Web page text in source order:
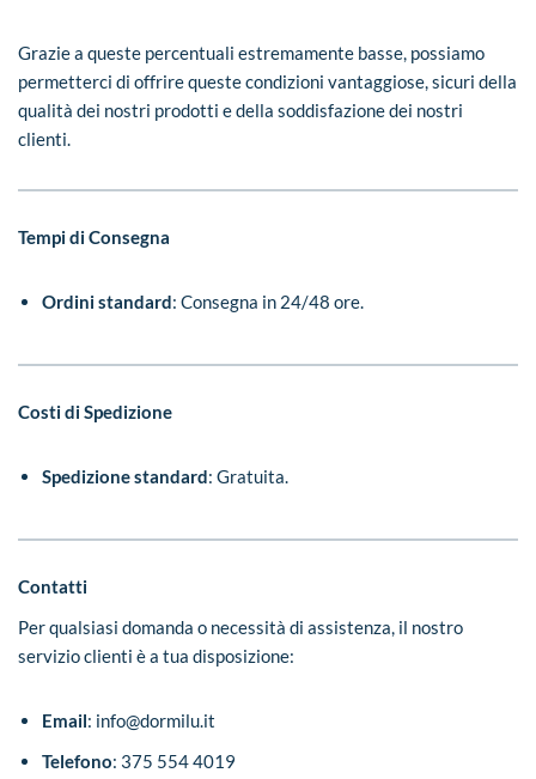
Grazie a queste percentuali estremamente basse, possiamo
permetterci di offrire queste condizioni vantaggiose, sicuri della
qualità dei nostri prodotti e della soddisfazione dei nostri
clienti.
Tempi di Consegna
Ordini standard: Consegna in 24/48 ore.
Costi di Spedizione
Spedizione standard: Gratuita.
Contatti
Per qualsiasi domanda o necessità di assistenza, il nostro
servizio clienti è a tua disposizione:
Email: info@dormilu.it
Telefono: 375 554 4019